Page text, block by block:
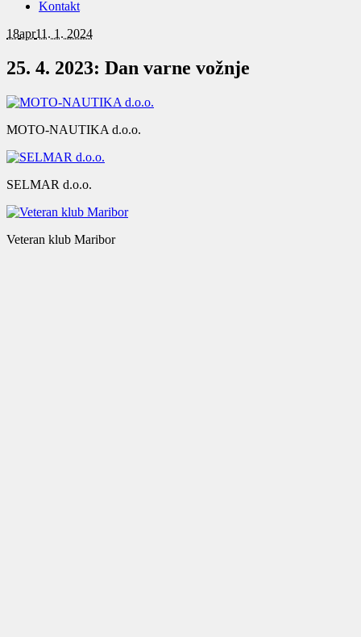
Kontakt
18apr11. 1. 2024
25. 4. 2023: Dan varne vožnje
MOTO-NAUTIKA d.o.o.
SELMAR d.o.o.
Veteran klub Maribor